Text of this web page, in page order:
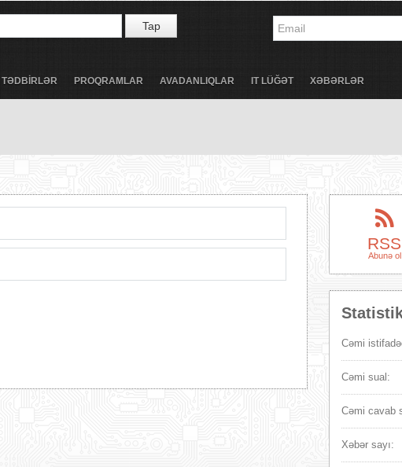
Tap
TƏDBİRLƏR PROQRAMLAR AVADANLIQLAR IT LÜĞƏT XƏBƏRLƏR
RSS
Abunə ol
Cəmi
Cəmi sual:
Cəmi cavab
Xəbər sayı: